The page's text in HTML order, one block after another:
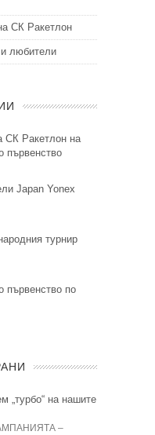
СК Ракетлон
и любители
СК Ракетлон на
първенство
Japan Yonex
турнир
първенство по
„турбо“ на нашите
–